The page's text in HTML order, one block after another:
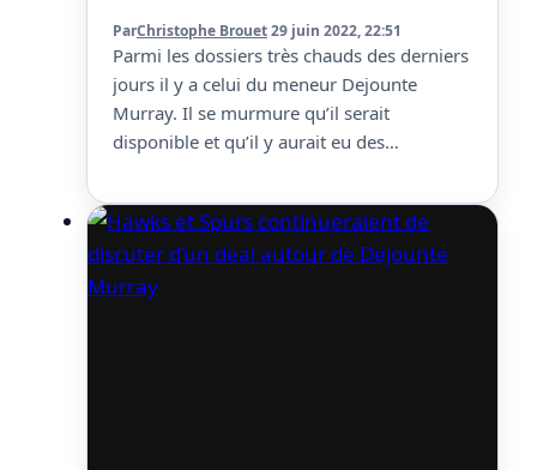
ParChristophe Brouet29 juin 2022, 22:51
Parmi les dossiers très chauds des derniers
jours il y a celui du meneur Dejounte
Murray. Il se murmure qu’il serait
disponible et qu’il y aurait eu des
mais jusque là rien ne s’est matérialisé.
Toutefois, si on en croit Marc Stein, les
choses s’accéléreraient et son trade…